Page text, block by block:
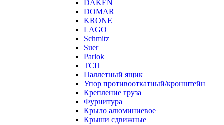
DAKEN
DOMAR
KRONE
LAGO
Schmitz
Suer
Parlok
ТСП
Паллетный ящик
Упор противооткатный/кронштейн
Крепление груза
Фурнитура
Крыло алюминиевое
Крыши сдвижные